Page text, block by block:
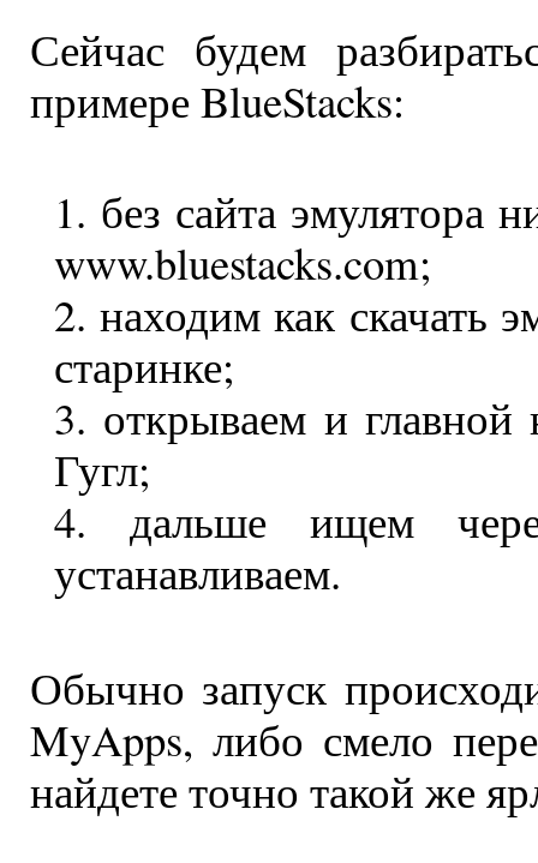
Сейчас будем
примере BlueStacks:
без сайта эмулятора
www.bluestacks.com;
находим как скачать
старинке;
открываем и главной
Гугл;
дальше ищем
устанавливаем.
Обычно запуск
MyApps, либо смело
найдете точно такой же